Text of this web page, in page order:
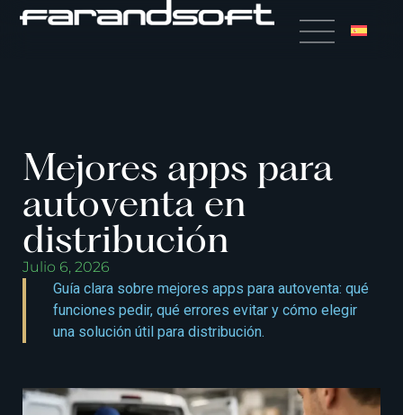
Mejores apps para
autoventa en
distribución
Julio 6, 2026
Guía clara sobre mejores apps para autoventa: qué
funciones pedir, qué errores evitar y cómo elegir
una solución útil para distribución.